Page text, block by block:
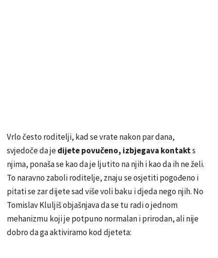
Vrlo često roditelji, kad se vrate nakon par dana,
svjedoče da jedijete povučeno, izbjegava kontakts
njima, ponaša se kao da je ljutito na njih i kao da ih ne želi.
To naravno zaboli roditelje, znaju se osjetiti pogođeno i
pitati se zar dijete sad više voli baku i djeda nego njih. No
Tomislav Kluljiš objašnjava da se tu radi o jednom
mehanizmu koji je potpuno normalan i prirodan, ali nije
dobro da ga aktiviramo kod djeteta: